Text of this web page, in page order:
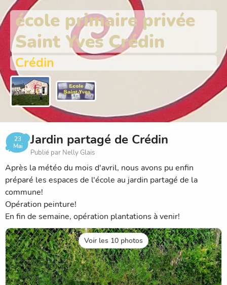
école primaire privée
Saint Yves Crédin
Crédin
23
Mai
Jardin partagé de Crédin
Publié par Nelly Glais
Après la météo du mois d'avril, nous avons pu enfin
préparé les espaces de l'école au jardin partagé de la
commune!
Opération peinture!
En fin de semaine, opération plantations à venir!
Voir les 10 photos